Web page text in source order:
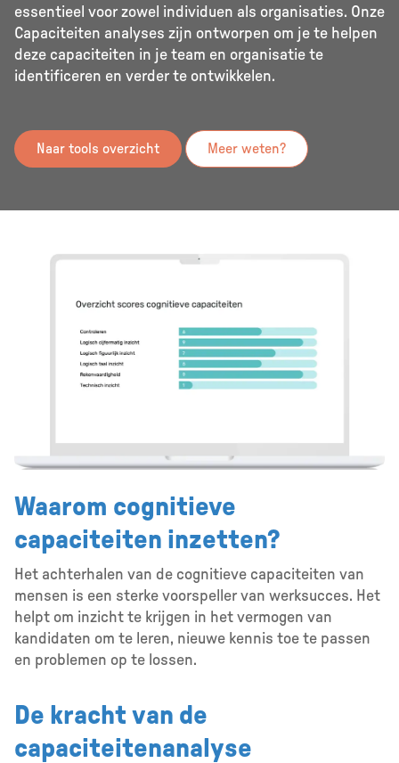
essentieel voor zowel individuen als organisaties. Onze
Capaciteiten analyses zijn ontworpen om je te helpen
deze capaciteiten in je team en organisatie te
identificeren en verder te ontwikkelen.
Naar tools overzicht Meer weten?
Waarom cognitieve
capaciteiten inzetten?
Het achterhalen van de cognitieve capaciteiten van
mensen is een sterke voorspeller van werksucces. Het
helpt om inzicht te krijgen in het vermogen van
kandidaten om te leren, nieuwe kennis toe te passen
en problemen op te lossen.
De kracht van de
capaciteitenanalyse